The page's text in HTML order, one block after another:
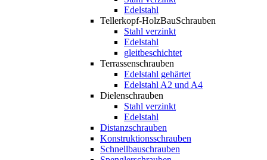
Edelstahl
Tellerkopf-HolzBauSchrauben
Stahl verzinkt
Edelstahl
gleitbeschichtet
Terrassenschrauben
Edelstahl gehärtet
Edelstahl A2 und A4
Dielenschrauben
Stahl verzinkt
Edelstahl
Distanzschrauben
Konstruktionsschrauben
Schnellbauschrauben